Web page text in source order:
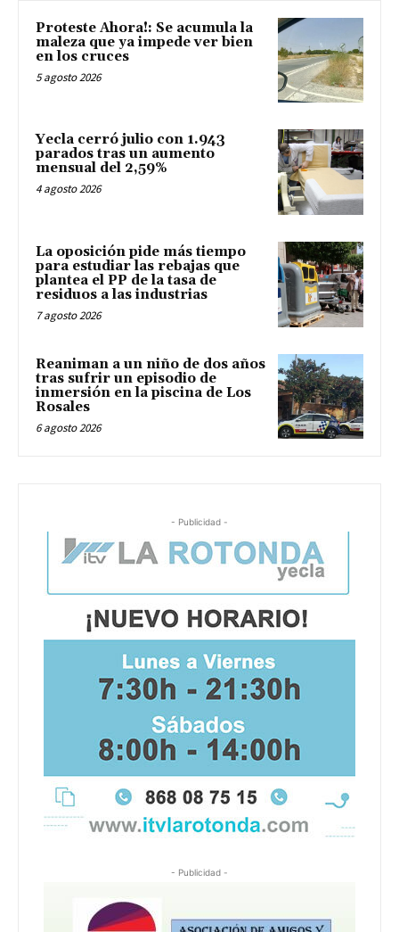
Proteste Ahora!: Se acumula la
maleza que ya impede ver bien
en los cruces
5 agosto 2026
Yecla cerró julio con 1.943
parados tras un aumento
mensual del 2,59%
4 agosto 2026
La oposición pide más tiempo
para estudiar las rebajas que
plantea el PP de la tasa de
residuos a las industrias
7 agosto 2026
Reaniman a un niño de dos años
tras sufrir un episodio de
inmersión en la piscina de Los
Rosales
6 agosto 2026
- Publicidad -
- Publicidad -